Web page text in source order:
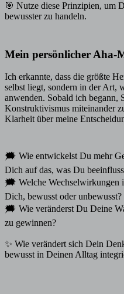
🎯 Nutze diese Prinzipien, um
bewusster zu handeln.
Mein persönlicher Aha-
Ich erkannte, dass die größte
selbst liegt, sondern in der Art,
anwenden. Sobald ich begann,
Konstruktivismus miteinander
Klarheit über meine
🗯️ Wie entwickelst Du mehr
Dich auf das, was Du
🗯️ Welche Wechselwirkungen
Dich, bewusst oder unbewusst?
🗯️ Wie veränderst Du Deine
zu gewinnen?
✨ Wie verändert sich Dein
bewusst in Deinen Alltag